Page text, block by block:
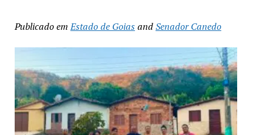
Publicado em Estado de GoiasandSenador Canedo